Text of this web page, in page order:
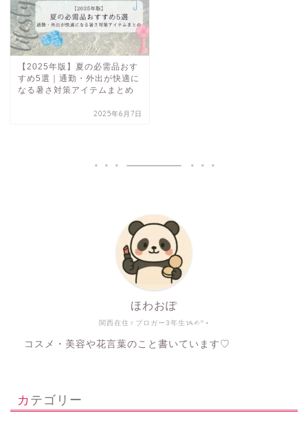
【2025年版】夏の必需品おす
すめ5選｜通勤・外出が快適に
なる暑さ対策アイテムまとめ
2025年6月7日
関西在住♀ブロガー3年生ᝰ✍︎꙳⋆
ほわおぽ
コスメ・美容や花言葉のこと書いています♡
カテゴリー